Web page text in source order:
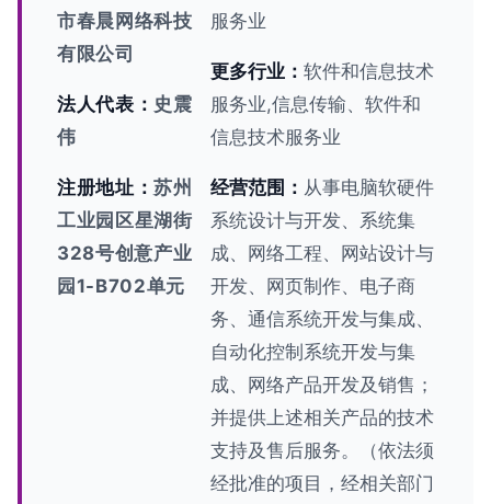
市春晨网络科技
有限公司
法人代表： 史震
伟
注册地址：苏州
工业园区星湖街
328号创意产业
园1-B702单元
服务业
更多行业： 软件和信息技术
服务业,信息传输、软件和
信息技术服务业
经营范围： 从事电脑软硬件
系统设计与开发、系统集
成、网络工程、网站设计与
开发、网页制作、电子商
务、通信系统开发与集成、
自动化控制系统开发与集
成、网络产品开发及销售；
并提供上述相关产品的技术
支持及售后服务。（依法须
经批准的项目，经相关部门